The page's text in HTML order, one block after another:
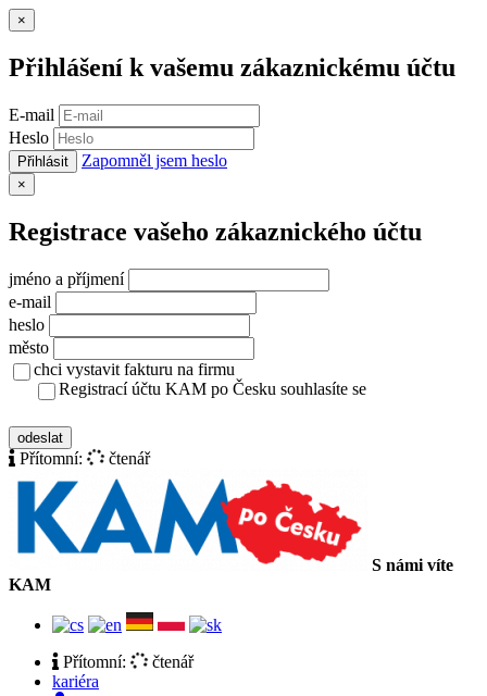
×
Přihlášení k vašemu zákaznickému účtu
E-mail
Heslo
Přihlásit Zapomněl jsem heslo
×
Registrace vašeho zákaznického účtu
jméno a příjmení
e-mail
heslo
město
chci vystavit fakturu na firmu
Registrací účtu KAM po Česku souhlasíte se
odeslat
Přítomní: čtenář
S námi víte
KAM
Přítomní:
čtenář
kariéra